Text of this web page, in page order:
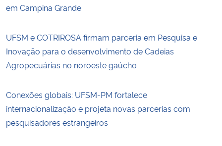
em Campina Grande
UFSM e COTRIROSA firmam parceria em Pesquisa e
Inovação para o desenvolvimento de Cadeias
Agropecuárias no noroeste gaúcho
Conexões globais: UFSM-PM fortalece
internacionalização e projeta novas parcerias com
pesquisadores estrangeiros